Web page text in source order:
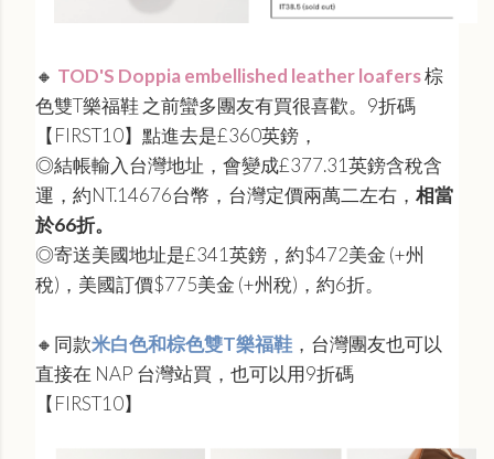
🔸 TOD'S Doppia embellished leather loafers棕
色雙T樂福鞋 之前蠻多團友有買很喜歡。9折碼
【FIRST10】點進去是£360英鎊，
◎結帳輸入台灣地址，會變成£377.31英鎊含稅含
運，約NT.14676台幣，台灣定價兩萬二左右， 相當
於66折。
◎寄送美國地址是£341英鎊，約$472美金 (+州
稅)，美國訂價$775美金 (+州稅)，約6折。
🔸同款米白色和棕色雙T樂福鞋 ， 台灣團友也可以
直接在 NAP 台灣站買，也可以用9折碼
【FIRST10】